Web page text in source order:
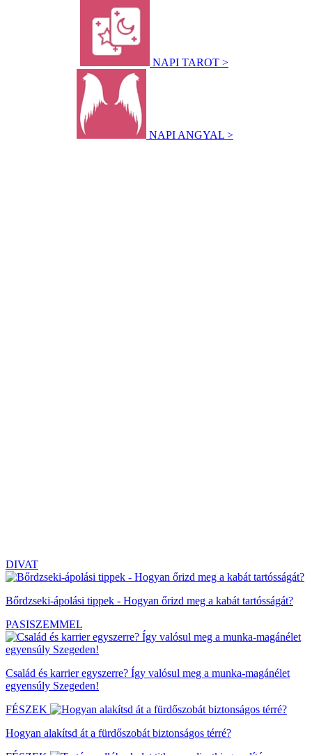
NAPI TAROT >
NAPI ANGYAL >
DIVAT
Bőrdzseki-ápolási tippek - Hogyan őrizd meg a kabát tartósságát?
PASISZEMMEL
Család és karrier egyszerre? Így valósul meg a munka-magánélet
egyensúly Szegeden!
FÉSZEK
Hogyan alakítsd át a fürdőszobát biztonságos térré?